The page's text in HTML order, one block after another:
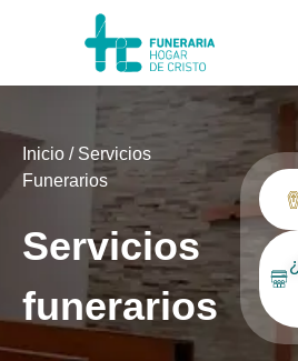
Inicio / Servicios
Funerarios
Servicios
funerarios